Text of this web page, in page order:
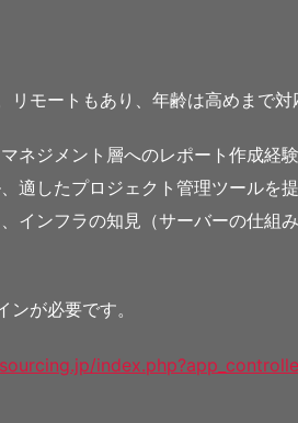
リモートもあり、年齢は高めまで対
ネジメント層へのレポート作成経
適したプロジェクト管理ツールを
インフラの知見（サーバーの仕組
が必要です。